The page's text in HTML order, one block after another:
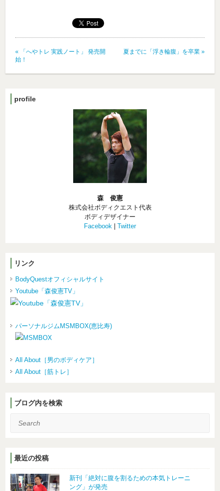
« 「へやトレ 実践ノート」 発売開
始！
夏までに「浮き輪腹」を卒業 »
profile
森 俊憲
株式会社ボディクエスト代表
ボディデザイナー
Facebook
Twitter
リンク
BodyQuestオフィシャルサイト
Youtube「森俊憲TV」
パーソナルジムMSMBOX(恵比寿)
All About［男のボディケア］
All About［筋トレ］
ブログ内を検索
Search
最近の投稿
新刊「絶対に腹を割るための本気トレーニ
ング」が発売